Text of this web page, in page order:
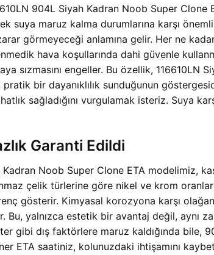
904L Siyah Kadran Noob Super
suya maruz kalma durumlarına karşı
görmeyeceği anlamına gelir. Her ne
hava koşullarında dahi güvenle
sızmasını engeller. Bu özellik, 116610LN
bir dayanıklılık sunduğunun
sağladığını vurgulamak isteriz. Suya
Garanti Edildi
Noob Super Clone ETA modelimiz,
çelik türlerine göre nikel ve krom
gösterir. Kimyasal korozyona karşı
yalnızca estetik bir avantaj değil, aynı
gibi dış faktörlere maruz kaldığında bile,
ETA saatiniz, kolunuzdaki ihtişamını